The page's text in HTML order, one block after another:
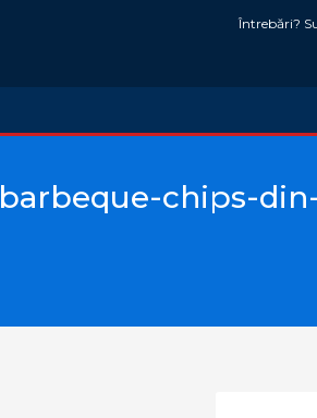
Întrebări?
barbeque-chips-